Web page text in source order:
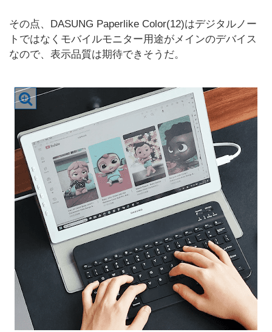
その点、DASUNG Paperlike Color(12)はデジタルノー
トではなくモバイルモニター用途がメインのデバイス
なので、表示品質は期待できそうだ。